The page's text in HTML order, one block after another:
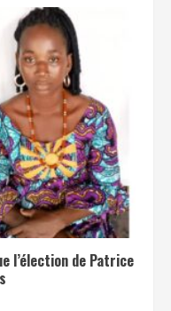
l’élection de Patrice